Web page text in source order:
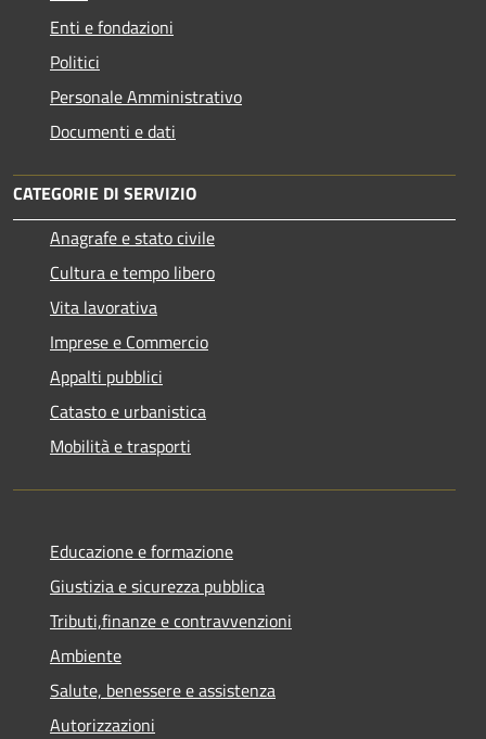
Enti e fondazioni
Politici
Personale Amministrativo
Documenti e dati
CATEGORIE DI SERVIZIO
Anagrafe e stato civile
Cultura e tempo libero
Vita lavorativa
Imprese e Commercio
Appalti pubblici
Catasto e urbanistica
Mobilità e trasporti
Educazione e formazione
Giustizia e sicurezza pubblica
Tributi,finanze e contravvenzioni
Ambiente
Salute, benessere e assistenza
Autorizzazioni